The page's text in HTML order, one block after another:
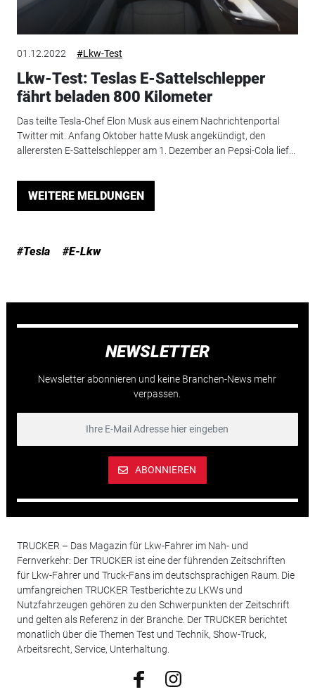
01.12.2022 #Lkw-Test
Lkw-Test: Teslas E-Sattelschlepper
fährt beladen 800 Kilometer
Das teilte Tesla-Chef Elon Musk aus einem Nachrichtenportal
Twitter mit. Anfang Oktober hatte Musk angekündigt, den
allerersten E-Sattelschlepper am 1. Dezember an Pepsi-Cola lief...
WEITERE MELDUNGEN
#Tesla #E-Lkw
NEWSLETTER
Newsletter abonnieren und keine Branchen-News mehr
verpassen.
ABONNIEREN
TRUCKER – Das Magazin für Lkw-Fahrer im Nah- und
Fernverkehr: Der TRUCKER ist eine der führenden Zeitschriften
für Lkw-Fahrer und Truck-Fans im deutschsprachigen Raum. Die
umfangreichen TRUCKER Testberichte zu LKWs und
Nutzfahrzeugen gehören zu den Schwerpunkten der Zeitschrift
und gelten als Referenz in der Branche. Der TRUCKER berichtet
monatlich über die Themen Test und Technik, Show-Truck,
Arbeitsrecht, Service, Unterhaltung.